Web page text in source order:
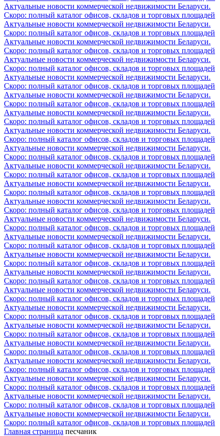
Актуальные новости коммерческой недвижимости Беларуси.
Скоро: полный каталог офисов, складов и торговых площадей
Актуальные новости коммерческой недвижимости Беларуси.
Скоро: полный каталог офисов, складов и торговых площадей
Актуальные новости коммерческой недвижимости Беларуси.
Скоро: полный каталог офисов, складов и торговых площадей
Актуальные новости коммерческой недвижимости Беларуси.
Скоро: полный каталог офисов, складов и торговых площадей
Актуальные новости коммерческой недвижимости Беларуси.
Скоро: полный каталог офисов, складов и торговых площадей
Актуальные новости коммерческой недвижимости Беларуси.
Скоро: полный каталог офисов, складов и торговых площадей
Актуальные новости коммерческой недвижимости Беларуси.
Скоро: полный каталог офисов, складов и торговых площадей
Актуальные новости коммерческой недвижимости Беларуси.
Скоро: полный каталог офисов, складов и торговых площадей
Актуальные новости коммерческой недвижимости Беларуси.
Скоро: полный каталог офисов, складов и торговых площадей
Актуальные новости коммерческой недвижимости Беларуси.
Скоро: полный каталог офисов, складов и торговых площадей
Актуальные новости коммерческой недвижимости Беларуси.
Скоро: полный каталог офисов, складов и торговых площадей
Актуальные новости коммерческой недвижимости Беларуси.
Скоро: полный каталог офисов, складов и торговых площадей
Актуальные новости коммерческой недвижимости Беларуси.
Скоро: полный каталог офисов, складов и торговых площадей
Актуальные новости коммерческой недвижимости Беларуси.
Скоро: полный каталог офисов, складов и торговых площадей
Актуальные новости коммерческой недвижимости Беларуси.
Скоро: полный каталог офисов, складов и торговых площадей
Актуальные новости коммерческой недвижимости Беларуси.
Скоро: полный каталог офисов, складов и торговых площадей
Актуальные новости коммерческой недвижимости Беларуси.
Скоро: полный каталог офисов, складов и торговых площадей
Актуальные новости коммерческой недвижимости Беларуси.
Скоро: полный каталог офисов, складов и торговых площадей
Актуальные новости коммерческой недвижимости Беларуси.
Скоро: полный каталог офисов, складов и торговых площадей
Актуальные новости коммерческой недвижимости Беларуси.
Скоро: полный каталог офисов, складов и торговых площадей
Актуальные новости коммерческой недвижимости Беларуси.
Скоро: полный каталог офисов, складов и торговых площадей
Актуальные новости коммерческой недвижимости Беларуси.
Скоро: полный каталог офисов, складов и торговых площадей
Актуальные новости коммерческой недвижимости Беларуси.
Скоро: полный каталог офисов, складов и торговых площадей
Актуальные новости коммерческой недвижимости Беларуси.
Скоро: полный каталог офисов, складов и торговых площадей
Главная страница песчаник